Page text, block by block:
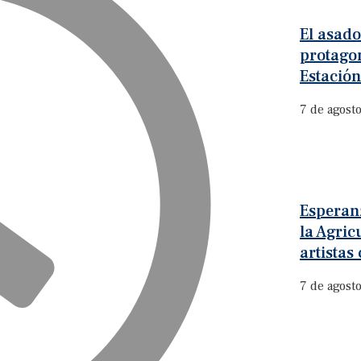
El
7 de
la
artistas
7 de